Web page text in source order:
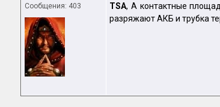
Сообщения: 403
TSA, А контактные
разряжают АКБ и трубка